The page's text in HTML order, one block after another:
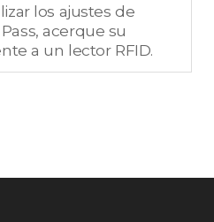
los ajustes de
acerque su
a un lector RFID.